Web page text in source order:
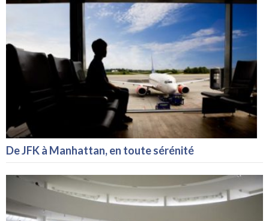
De JFK à Manhattan, en toute sérénité